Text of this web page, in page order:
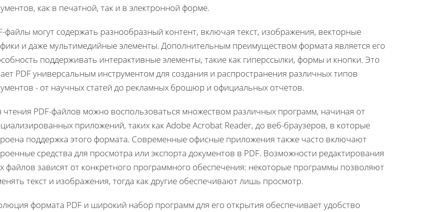
как в печатной, так и в электронной форме.
файлы могут содержать разнообразный контент, включая текст, изображения, векторные
и даже мультимедийные элементы. Дополнительным преимуществом формата является его
поддерживать интерактивные элементы, такие как гиперссылки, формы и кнопки. Это
PDF универсальным инструментом для создания и распространения различных типов
- от научных статей до рекламных брошюр и официальных отчетов.
чтения PDF-файлов можно воспользоваться множеством различных программ, начиная от
приложений, таких как Adobe Acrobat Reader, до веб-браузеров, в которые
поддержка этого формата. Современные офисные приложения также часто включают
средства для просмотра или экспорта документов в PDF. Возможности редактирования
файлов зависят от конкретного программного обеспечения: некоторые программы позволяют
текст и изображения, тогда как другие обеспечивают лишь просмотр.
формата PDF и широкий набор программ для его открытия обеспечивает удобство